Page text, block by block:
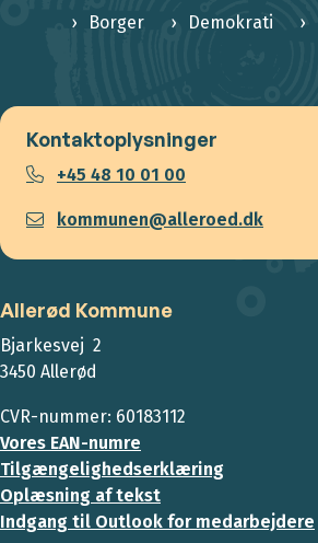
Borger Demokrati
Kontaktoplysninger
+45 48 10 01 00
kommunen@alleroed.dk
Allerød Kommune
Bjarkesvej 2
3450 Allerød
CVR-nummer: 60183112
Vores EAN-numre
Tilgængelighedserklæring
Oplæsning af tekst
Indgang til Outlook for medarbejdere